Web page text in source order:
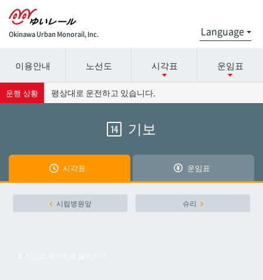
Okinawa Urban Monorail, Inc.
시간표 세부 정보의 방송국 이름을 선택하십시오.
나하공항
요금표에 대한 자세한 내용은 역 이름을 선택하십시오.
나하공항
이용안내 노선도 시각표 운임표
운행 상황 평상대로 운전하고 있습니다.
14 기보
시각표 운임표
시립병원앞 슈리